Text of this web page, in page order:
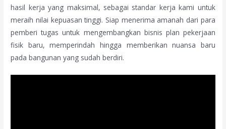
hasil kerja yang maksimal, sebagai standar kerja kami untuk
meraih nilai kepuasan tinggi. Siap menerima amanah dari para
pemberi tugas untuk mengembangkan bisnis plan pekerjaan
fisik baru, memperindah hingga memberikan nuansa baru
pada bangunan yang sudah berdiri.